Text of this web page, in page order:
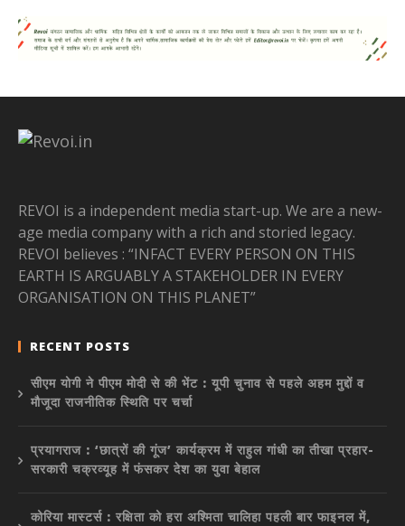
REVOI is a independent media start-up. We are a new-
age media company with a rich and storied legacy.
REVOI believes : “INFACT EVERY PERSON ON THIS
EARTH IS ARGUABLY A STAKEHOLDER IN EVERY
ORGANISATION ON THIS PLANET”
RECENT POSTS
सीएम योगी ने पीएम मोदी से की भेंट : यूपी चुनाव से पहले अहम मुद्दों व
मौजूदा राजनीतिक स्थिति पर चर्चा
प्रयागराज : ‘छात्रों की गूंज’ कार्यक्रम में राहुल गांधी का तीखा प्रहार-
सरकारी चक्रव्यूह में फंसकर देश का युवा बेहाल
कोरिया मास्टर्स : रक्षिता को हरा अश्मिता चालिहा पहली बार फाइनल में,